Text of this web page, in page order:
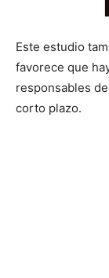
Este estudio
favorece que
responsables
corto plazo.